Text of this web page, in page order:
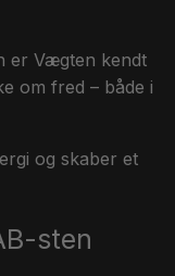
er Vægten kendt
om fred – både i
og skaber et
sten